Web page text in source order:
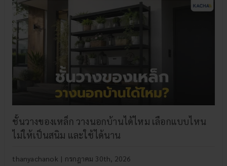
ชั้นวางของเหล็ก วางนอกบ้านได้ไหม เลือกแบบไหน
ไม่ให้เป็นสนิม และใช้ได้นาน
thanyachanok | กรกฎาคม 30th, 2026